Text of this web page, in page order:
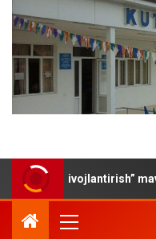
rivojlantirish”